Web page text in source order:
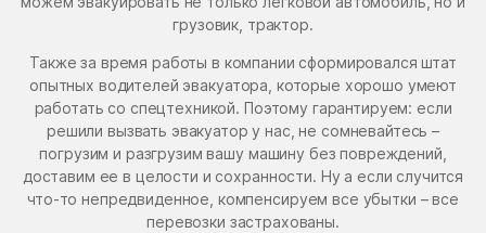
грузовик, трактор.
Также за время работы в компании сформировался штат
опытных водителей эвакуатора, которые хорошо умеют
работать со спецтехникой. Поэтому гарантируем: если
решили вызвать эвакуатор у нас, не сомневайтесь –
погрузим и разгрузим вашу машину без повреждений,
доставим ее в целости и сохранности. Ну а если случится
что-то непредвиденное, компенсируем все убытки – все
перевозки застрахованы.